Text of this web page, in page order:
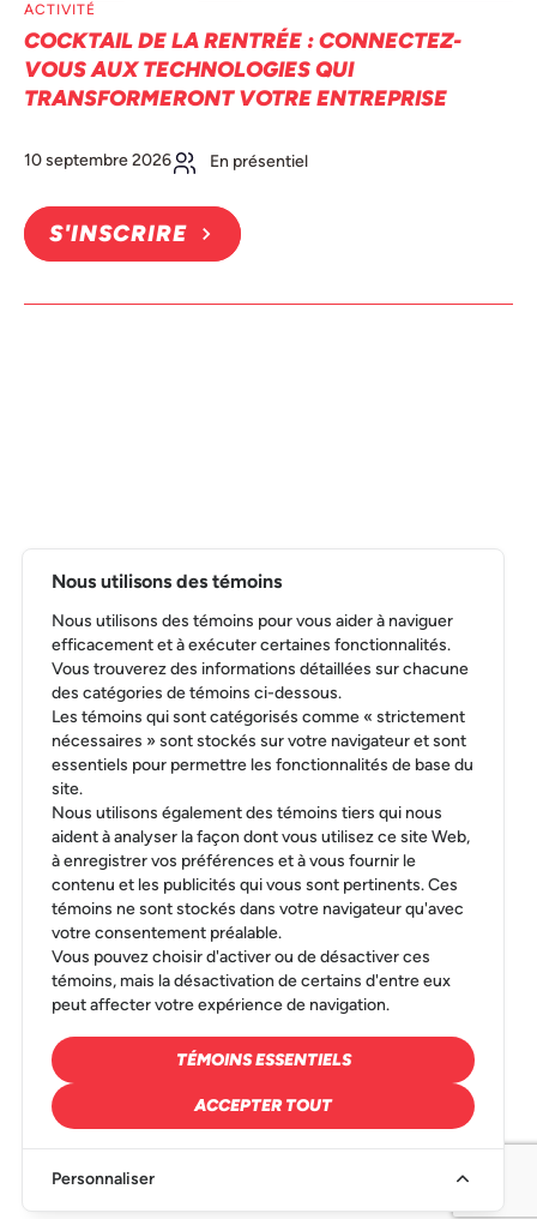
ACTIVITÉ
COCKTAIL DE LA RENTRÉE : CONNECTEZ-
VOUS AUX TECHNOLOGIES QUI
TRANSFORMERONT VOTRE ENTREPRISE
10 septembre 2026 En présentiel
S'INSCRIRE
Nous utilisons des témoins
Nous utilisons des témoins pour vous aider à naviguer
efficacement et à exécuter certaines fonctionnalités.
Vous trouverez des informations détaillées sur chacune
des catégories de témoins ci-dessous.
Les témoins qui sont catégorisés comme « strictement
nécessaires » sont stockés sur votre navigateur et sont
essentiels pour permettre les fonctionnalités de base du
site.
Nous utilisons également des témoins tiers qui nous
aident à analyser la façon dont vous utilisez ce site Web,
à enregistrer vos préférences et à vous fournir le
contenu et les publicités qui vous sont pertinents. Ces
témoins ne sont stockés dans votre navigateur qu'avec
votre consentement préalable.
Vous pouvez choisir d'activer ou de désactiver ces
témoins, mais la désactivation de certains d'entre eux
peut affecter votre expérience de navigation.
TÉMOINS ESSENTIELS
ACCEPTER TOUT
Personnaliser